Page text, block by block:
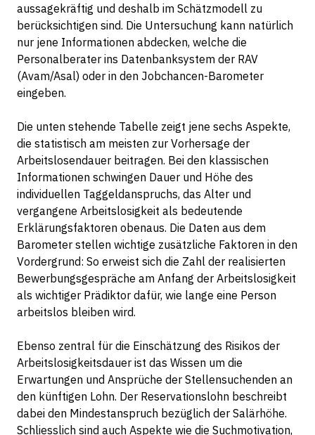
aussagekräftig und deshalb im Schätzmodell zu
berücksichtigen sind. Die Untersuchung kann natürlich
nur jene Informationen abdecken, welche die
Personalberater ins Datenbanksystem der RAV
(Avam/Asal) oder in den Jobchancen-Barometer
eingeben.
Die unten stehende Tabelle zeigt jene sechs Aspekte,
die statistisch am meisten zur Vorhersage der
Arbeitslosendauer beitragen. Bei den klassischen
Informationen schwingen Dauer und Höhe des
individuellen Taggeldanspruchs, das Alter und
vergangene Arbeitslosigkeit als bedeutende
Erklärungsfaktoren obenaus. Die Daten aus dem
Barometer stellen wichtige zusätzliche Faktoren in den
Vordergrund: So erweist sich die Zahl der realisierten
Bewerbungsgespräche am Anfang der Arbeitslosigkeit
als wichtiger Prädiktor dafür, wie lange eine Person
arbeitslos bleiben wird.
Ebenso zentral für die Einschätzung des Risikos der
Arbeitslosigkeitsdauer ist das Wissen um die
Erwartungen und Ansprüche der Stellensuchenden an
den künftigen Lohn. Der Reservationslohn beschreibt
dabei den Mindestanspruch bezüglich der Salärhöhe.
Schliesslich sind auch Aspekte wie die Suchmotivation,